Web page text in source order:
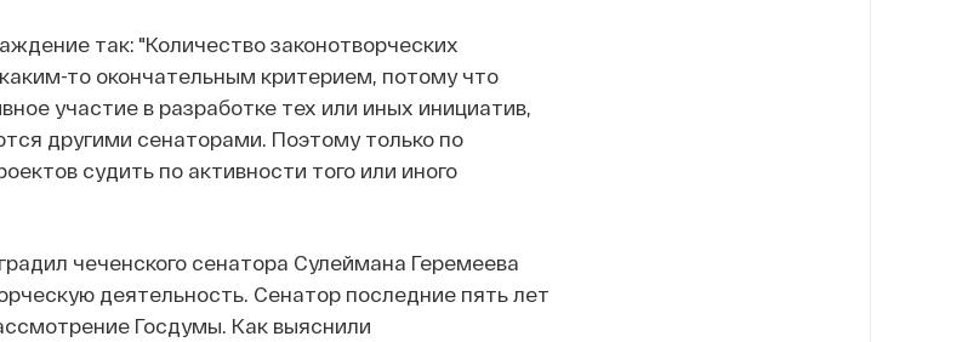
так: "Количество законотворческих
то окончательным критерием, потому что
участие в разработке тех или иных инициатив,
другими сенаторами. Поэтому только по
судить по активности того или иного
чеченского сенатора Сулеймана Геремеева
деятельность. Сенатор последние пять лет
Госдумы. Как выяснили